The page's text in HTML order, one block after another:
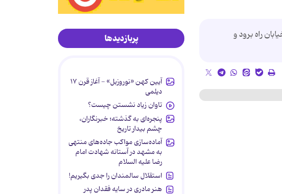
راه برود و
پربازدیدها
آیین کهن «نوروزبل» - آغاز قرن ۱۷
دیلمی
تاوان زیاد نشستن چیست؟
پنجره‌ای به گذشته؛ خبرنگاران،
چشم بیدار تاریخ
آماده‌سازی مواکب جاده‌های منتهی
به مشهد در آستانه شهادت امام
رضا علیه السلام
استقلال سالمندان را جدی بگیریم!
هنر مادری در سایه‌ فقدان پدر